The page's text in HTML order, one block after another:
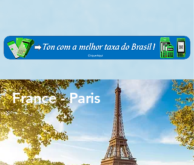
France - Paris